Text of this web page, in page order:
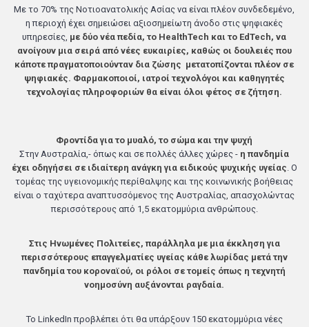
Με το 70% της Νοτιοανατολικής Ασίας να είναι πλέον συνδεδεμένο,
η περιοχή έχει σημειώσει αξιοσημείωτη άνοδο στις ψηφιακές
υπηρεσίες, με δύο νέα πεδία, το HealthTech και το EdTech, να
ανοίγουν μια σειρά από νέες ευκαιρίες, καθώς οι δουλειές που
κάποτε πραγματοποιούνταν δια ζώσης μετατοπίζονται πλέον σε
ψηφιακές. Φαρμακοποιοί, ιατροί τεχνολόγοι και καθηγητές
τεχνολογίας πληροφοριών θα είναι όλοι φέτος σε ζήτηση.
Φροντίδα για το μυαλό, το σώμα και την ψυχή
Στην Αυστραλία,- όπως και σε πολλές άλλες χώρες - η πανδημία
έχει οδηγήσει σε ιδιαίτερη ανάγκη για ειδικούς ψυχικής υγείας. Ο
τομέας της υγειονομικής περίθαλψης και της κοινωνικής βοήθειας
είναι ο ταχύτερα αναπτυσσόμενος της Αυστραλίας, απασχολώντας
περισσότερους από 1,5 εκατομμύρια ανθρώπους.
Στις Ηνωμένες Πολιτείες, παράλληλα με μια έκκληση για
περισσότερους επαγγελματίες υγείας κάθε λωρίδας μετά την
πανδημία του κοροναϊού, οι ρόλοι σε τομείς όπως η τεχνητή
νοημοσύνη αυξάνονται ραγδαία.
Το LinkedIn προβλέπει ότι θα υπάρξουν 150 εκατομμύρια νέες